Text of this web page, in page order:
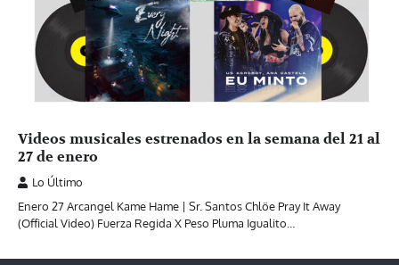
Videos musicales estrenados en la semana del 21 al
27 de enero
Lo Último
Enero 27 Arcangel Kame Hame | Sr. Santos Chlöe Pray It Away
(Official Video) Fuerza Regida X Peso Pluma Igualito…